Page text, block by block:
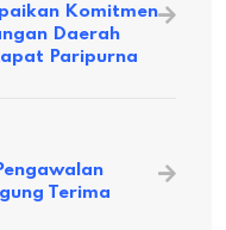
Komitmen
Daerah
Paripurna
Terima